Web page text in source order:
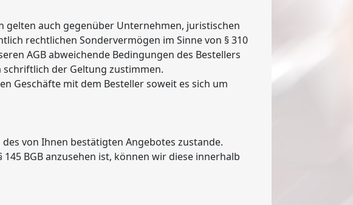
gelten auch gegenüber Unternehmen, juristischen
rechtlichen Sondervermögen im Sinne von § 310
AGB abweichende Bedingungen des Bestellers
der Geltung zustimmen.
Geschäfte mit dem Besteller soweit es sich um
von Ihnen bestätigten Angebotes zustande.
BGB anzusehen ist, können wir diese innerhalb